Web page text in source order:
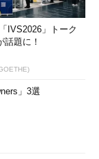
IVS2026」トーク
話題に！
」3選